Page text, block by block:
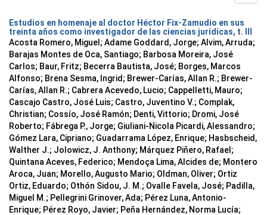
Estudios en homenaje al doctor Héctor Fix-Zamudio en sus
treinta años como investigador de las ciencias jurídicas, t. III
Acosta Romero, Miguel; Adame Goddard, Jorge; Alvim, Arruda;
Barajas Montes de Oca, Santiago; Barbosa Moreira, José
Carlos; Baur, Fritz; Becerra Bautista, José; Borges, Marcos
Alfonso; Brena Sesma, Ingrid; Brewer-Carías, Allan R.; Brewer-
Carías, Allan R.; Cabrera Acevedo, Lucio; Cappelletti, Mauro;
Cascajo Castro, José Luis; Castro, Juventino V.; Complak,
Christian; Cossío, José Ramón; Denti, Vittorio; Dromi, José
Roberto; Fábrega P., Jorge; Giuliani-Nicola Picardi, Alessandro;
Gómez Lara, Cipriano; Guadarrama López, Enrique; Hasbscheid,
Walther J.; Jolowicz, J. Anthony; Márquez Piñero, Rafael;
Quintana Aceves, Federico; Mendoça Lima, Alcides de; Montero
Aroca, Juan; Morello, Augusto Mario; Oldman, Oliver; Ortiz
Ortiz, Eduardo; Othón Sidou, J. M.; Ovalle Favela, José; Padilla,
Miguel M.; Pellegrini Grinover, Ada; Pérez Luna, Antonio-
Enrique; Pérez Royo, Javier; Peña Hernández, Norma Lucía;